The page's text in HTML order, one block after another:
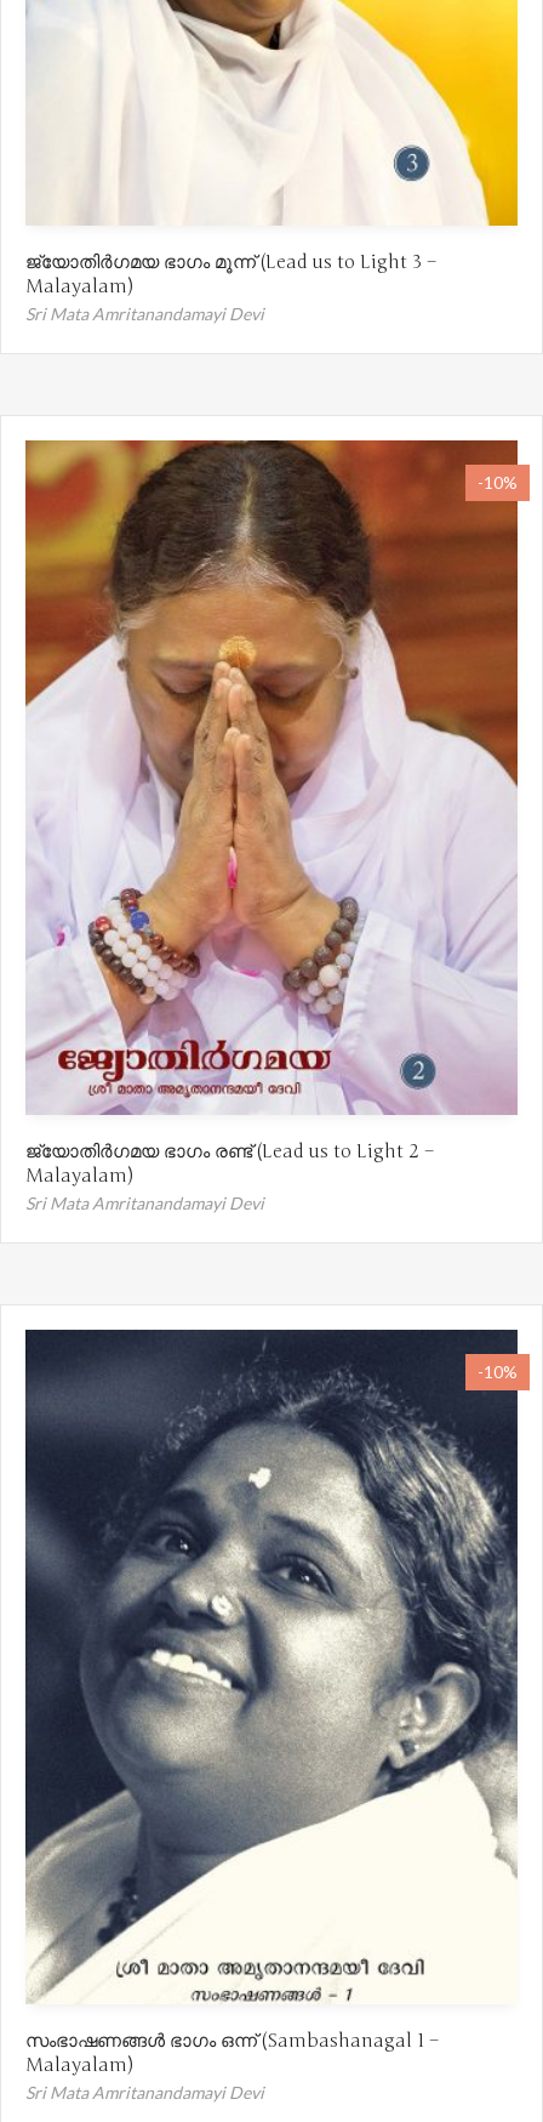
ജ്യോതിർഗമയ ഭാഗം മൂന്ന് (Lead us to Light 3 –
Malayalam)
Sri Mata Amritanandamayi Devi
-10%
ജ്യോതിർഗമയ ഭാഗം രണ്ട് (Lead us to Light 2 –
Malayalam)
Sri Mata Amritanandamayi Devi
-10%
സംഭാഷണങ്ങൾ ഭാഗം ഒന്ന് (Sambashanagal 1 –
Malayalam)
Sri Mata Amritanandamayi Devi